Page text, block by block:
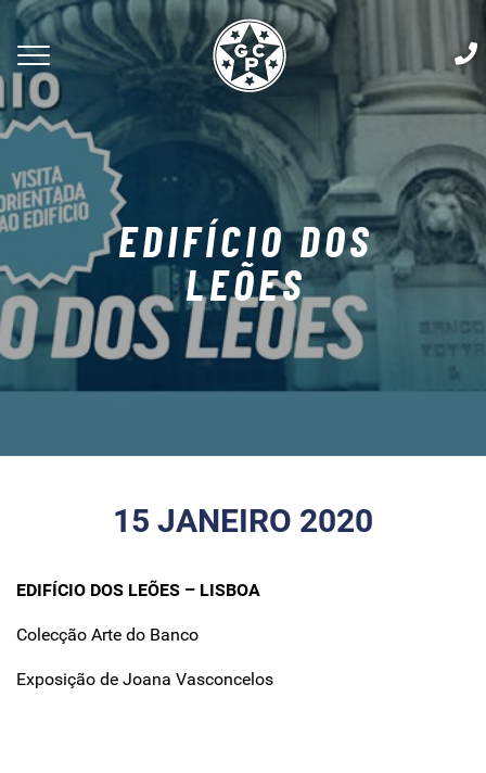
EDIFÍCIO DOS
LEÕES
15 JANEIRO 2020
EDIFÍCIO DOS LEÕES – LISBOA
Colecção Arte do Banco
Exposição de Joana Vasconcelos